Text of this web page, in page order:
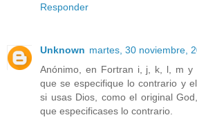
Responder
Unknown martes, 30 noviembre,
Anónimo, en Fortran i, j, k, l, m y
que se especifique lo contrario y
si usas Dios, como el original
que especificases lo contrario.